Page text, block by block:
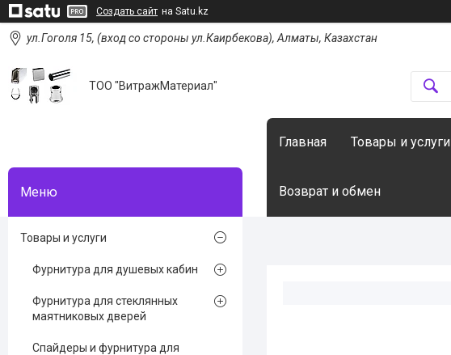
Создать сайт на Satu.kz
ул.Гоголя 15, (вход со стороны ул.Каирбекова), Алматы, Казахстан
ТОО "ВитражМатериал"
Главная Товары и услуги
Возврат и обмен
Товары и услуги
Фурнитура для душевых кабин
Фурнитура для стеклянных
маятниковых дверей
Спайдеры и фурнитура для